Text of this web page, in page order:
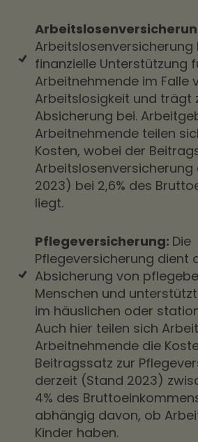
Arbeitslosenversicherung
finanzielle Unterstützung
Arbeitnehmende im Falle
Arbeitslosigkeit und trägt
Absicherung bei.
Arbeitnehmende teilen
Kosten, wobei der
2023) bei 2,6% des
liegt.
Pflegeversicherung: Die
Pflegeversicherung dient
Absicherung von
Menschen und
im häuslichen oder
Auch hier teilen sich
Arbeitnehmende die
Beitragssatz zur
derzeit (Stand 2023)
4% des
abhängig davon, ob
Kinder haben.